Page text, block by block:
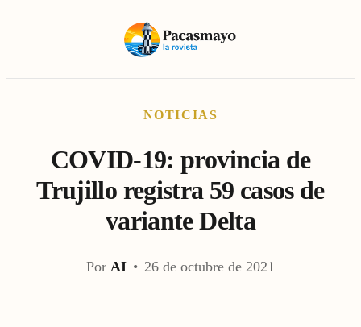
NOTICIAS
COVID-19: provincia de
Trujillo registra 59 casos de
variante Delta
Por AI • 26 de octubre de 2021